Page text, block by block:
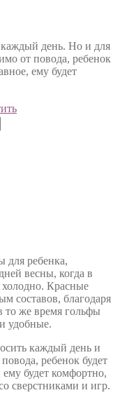
день. Но и для
от повода, ребенок
ему будет
для ребенка,
весны, когда в
холодно. Красные
составов, благодаря
то же время гольфы
удобные.
каждый день и
ребенок будет
будет комфортно,
сверстниками и игр.